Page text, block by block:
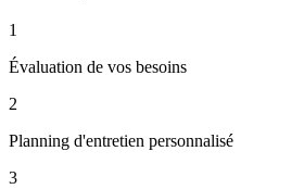
1
Évaluation de vos besoins
2
Planning d'entretien personnalisé
3